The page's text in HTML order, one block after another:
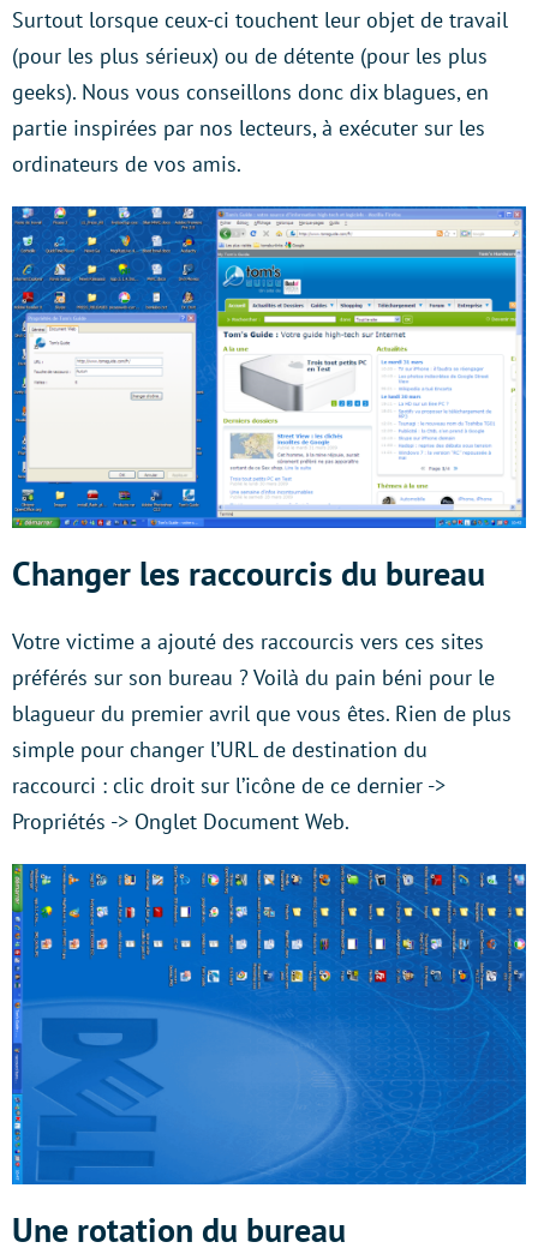
Surtout lorsque ceux-ci touchent leur objet de travail
(pour les plus sérieux) ou de détente (pour les plus
geeks). Nous vous conseillons donc dix blagues, en
partie inspirées par nos lecteurs, à exécuter sur les
ordinateurs de vos amis.
Changer les raccourcis du bureau
Votre victime a ajouté des raccourcis vers ces sites
préférés sur son bureau ? Voilà du pain béni pour le
blagueur du premier avril que vous êtes. Rien de plus
simple pour changer l’URL de destination du
raccourci : clic droit sur l’icône de ce dernier ->
Propriétés -> Onglet Document Web.
Une rotation du bureau